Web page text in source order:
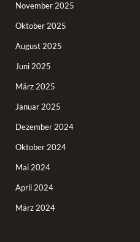
November 2025
Oktober 2025
August 2025
Juni 2025
März 2025
Januar 2025
Dezember 2024
Oktober 2024
Mai 2024
April 2024
März 2024